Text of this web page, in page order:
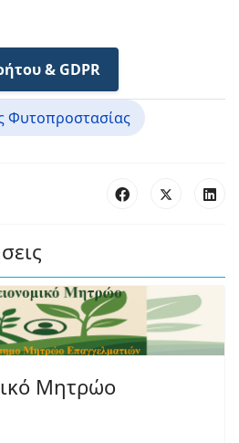
& GDPR
Φυτοπροστασίας
Μητρώο